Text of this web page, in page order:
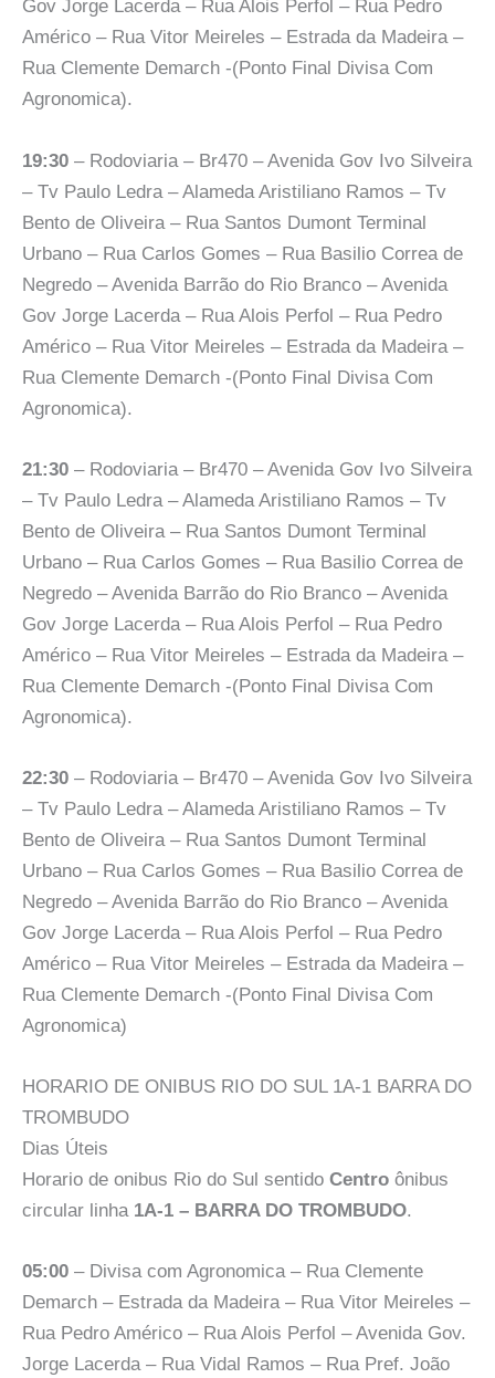
Gov Jorge Lacerda – Rua Alois Perfol – Rua Pedro
Américo – Rua Vitor Meireles – Estrada da Madeira –
Rua Clemente Demarch -(Ponto Final Divisa Com
Agronomica).
19:30 – Rodoviaria – Br470 – Avenida Gov Ivo Silveira
– Tv Paulo Ledra – Alameda Aristiliano Ramos – Tv
Bento de Oliveira – Rua Santos Dumont Terminal
Urbano – Rua Carlos Gomes – Rua Basilio Correa de
Negredo – Avenida Barrão do Rio Branco – Avenida
Gov Jorge Lacerda – Rua Alois Perfol – Rua Pedro
Américo – Rua Vitor Meireles – Estrada da Madeira –
Rua Clemente Demarch -(Ponto Final Divisa Com
Agronomica).
21:30 – Rodoviaria – Br470 – Avenida Gov Ivo Silveira
– Tv Paulo Ledra – Alameda Aristiliano Ramos – Tv
Bento de Oliveira – Rua Santos Dumont Terminal
Urbano – Rua Carlos Gomes – Rua Basilio Correa de
Negredo – Avenida Barrão do Rio Branco – Avenida
Gov Jorge Lacerda – Rua Alois Perfol – Rua Pedro
Américo – Rua Vitor Meireles – Estrada da Madeira –
Rua Clemente Demarch -(Ponto Final Divisa Com
Agronomica).
22:30 – Rodoviaria – Br470 – Avenida Gov Ivo Silveira
– Tv Paulo Ledra – Alameda Aristiliano Ramos – Tv
Bento de Oliveira – Rua Santos Dumont Terminal
Urbano – Rua Carlos Gomes – Rua Basilio Correa de
Negredo – Avenida Barrão do Rio Branco – Avenida
Gov Jorge Lacerda – Rua Alois Perfol – Rua Pedro
Américo – Rua Vitor Meireles – Estrada da Madeira –
Rua Clemente Demarch -(Ponto Final Divisa Com
Agronomica)
HORARIO DE ONIBUS RIO DO SUL 1A-1 BARRA DO
TROMBUDO
Dias Úteis
Horario de onibus Rio do Sul sentido Centro ônibus
circular linha 1A-1 – BARRA DO TROMBUDO.
05:00 – Divisa com Agronomica – Rua Clemente
Demarch – Estrada da Madeira – Rua Vitor Meireles –
Rua Pedro Américo – Rua Alois Perfol – Avenida Gov.
Jorge Lacerda – Rua Vidal Ramos – Rua Pref. João